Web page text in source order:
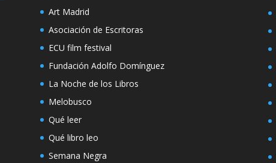
Art Madrid
Asociación de Escritoras
ECU film festival
Fundación Adolfo Domínguez
La Noche de los Libros
Melobusco
Qué leer
Qué libro leo
Semana Negra